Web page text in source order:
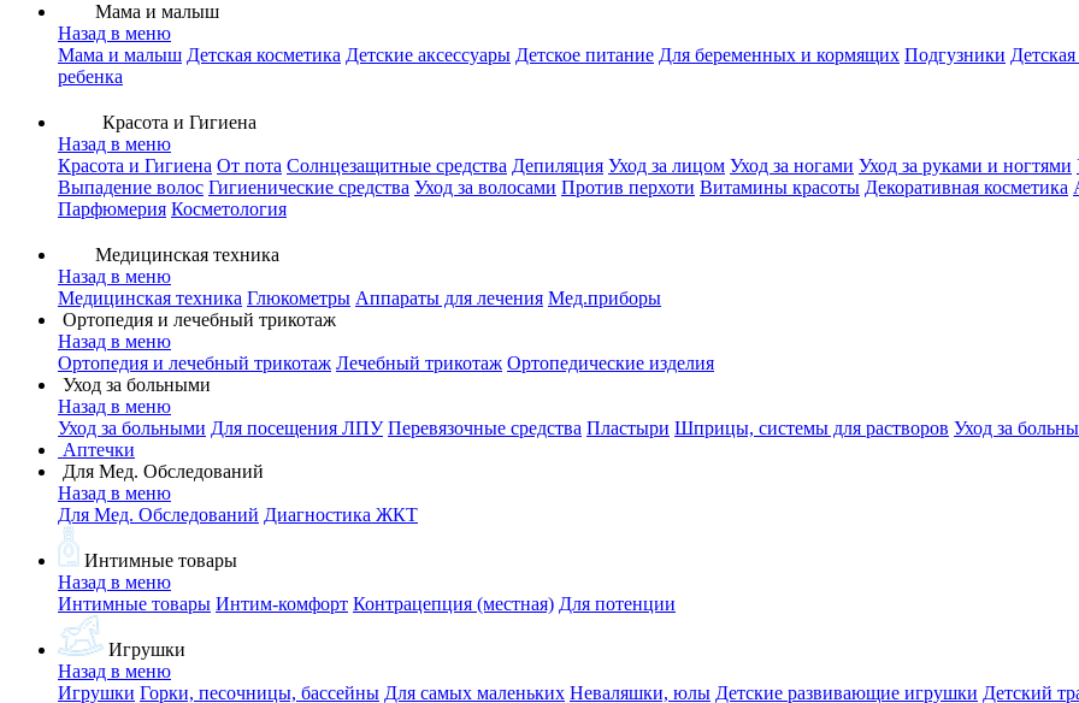
Мама и малыш
Назад в меню
Мама и малыш Детская косметика Детские аксессуары Детское питание Для беременных и кормящих Подгузники
ребенка
Красота и Гигиена
Назад в меню
Красота и Гигиена От пота Солнцезащитные средства Депиляция Уход за лицом Уход за ногами Уход за руками и ногтями
Выпадение волос Гигиенические средства Уход за волосами Против перхоти Витамины красоты Декоративная косметика
Парфюмерия Косметология
Медицинская техника
Назад в меню
Медицинская техника Глюкометры Аппараты для лечения Мед.приборы
Ортопедия и лечебный трикотаж
Назад в меню
Ортопедия и лечебный трикотаж Лечебный трикотаж Ортопедические изделия
Уход за больными
Назад в меню
Уход за больными Для посещения ЛПУ Перевязочные средства Пластыри Шприцы, системы для растворов Уход за
Аптечки
Для Мед. Обследований
Назад в меню
Для Мед. Обследований Диагностика ЖКТ
Интимные товары
Назад в меню
Интимные товары Интим-комфорт Контрацепция (местная) Для потенции
Игрушки
Назад в меню
Игрушки Горки, песочницы, бассейны Для самых маленьких Неваляшки, юлы Детские развивающие игрушки Детский